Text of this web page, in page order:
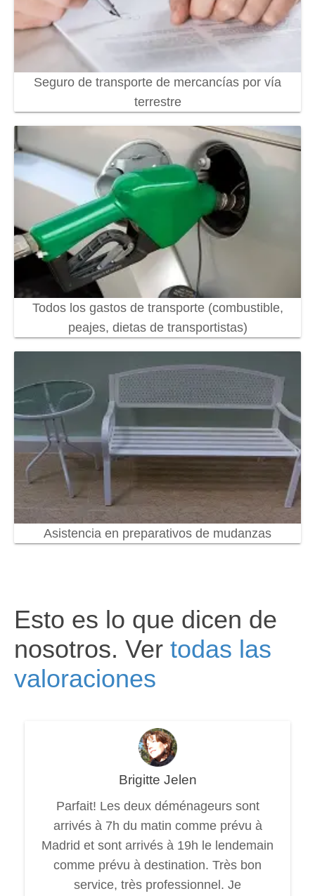
Seguro de transporte de mercancías por vía
terrestre
Todos los gastos de transporte (combustible,
peajes, dietas de transportistas)
Asistencia en preparativos de mudanzas
Esto es lo que dicen de
nosotros. Ver todas las
valoraciones
Brigitte Jelen
Parfait! Les deux déménageurs sont
arrivés à 7h du matin comme prévu à
Madrid et sont arrivés à 19h le lendemain
comme prévu à destination. Très bon
service, très professionnel. Je